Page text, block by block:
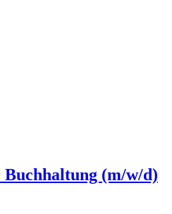
Buchhaltung (m/w/d)